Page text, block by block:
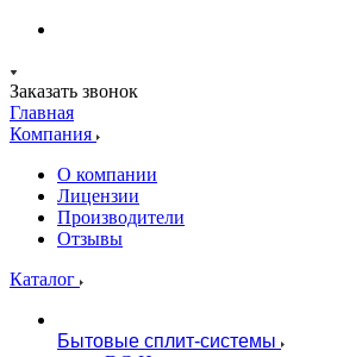
Заказать звонок
Главная
Компания
О компании
Лицензии
Производители
Отзывы
Каталог
Бытовые сплит-системы